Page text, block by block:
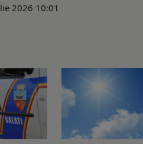
2026 10:01